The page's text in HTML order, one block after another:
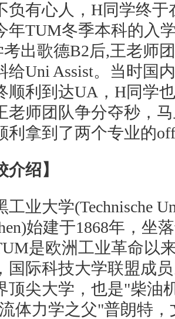
负有心人，H同学终
年TUM冬季本科的入
出歌德B2后,王老师
给Uni Assist。当时国
顺利到达UA，H同学
老师团队争分夺秒，
利拿到了两个专业的
介绍】
工业大学(Technische
始建于1868年，坐
是欧洲工业革命以
国际科技大学联盟成
顶尖大学，也是"柴油
体力学之父"普朗特